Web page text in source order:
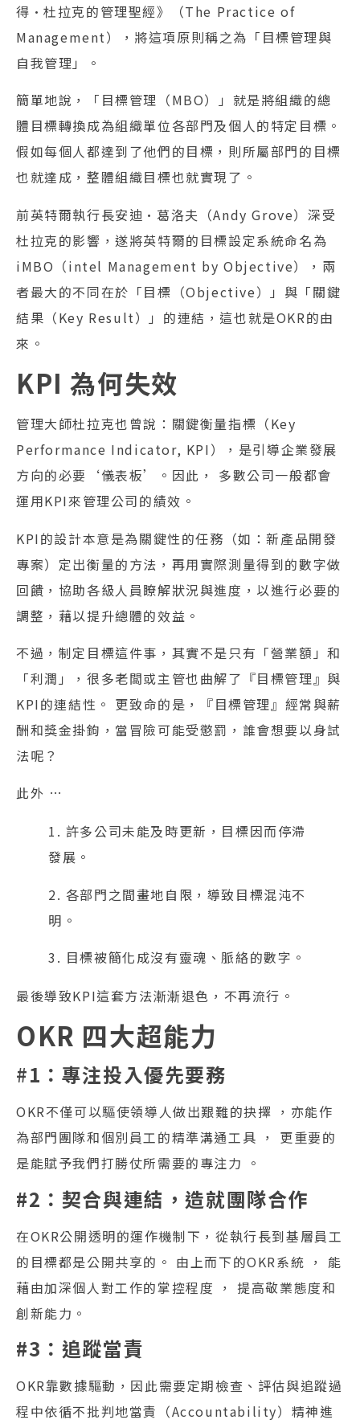
得•杜拉克的管理聖經》（The Practice of
Management），將這項原則稱之為「目標管理與
自我管理」。
簡單地說，「目標管理（MBO）」就是將組織的總
體目標轉換成為組織單位各部門及個人的特定目標。
假如每個人都達到了他們的目標，則所屬部門的目標
也就達成，整體組織目標也就實現了。
前英特爾執行長安迪•葛洛夫（Andy Grove）深受
杜拉克的影響，遂將英特爾的目標設定系統命名為
iMBO（intel Management by Objective），兩
者最大的不同在於「目標（Objective）」與「關鍵
結果（Key Result）」的連結，這也就是OKR的由
來。
KPI 為何失效
管理大師杜拉克也曾說：關鍵衡量指標（Key
Performance Indicator, KPI），是引導企業發展
方向的必要‘儀表板’。因此， 多數公司一般都會
運用KPI來管理公司的績效。
KPI的設計本意是為關鍵性的任務（如：新產品開發
專案）定出衡量的方法，再用實際測量得到的數字做
回饋，協助各級人員瞭解狀況與進度，以進行必要的
調整，藉以提升總體的效益。
不過，制定目標這件事，其實不是只有「營業額」和
「利潤」，很多老闆或主管也曲解了『目標管理』與
KPI的連結性。 更致命的是，『目標管理』經常與薪
酬和獎金掛鉤，當冒險可能受懲罰，誰會想要以身試
法呢？
此外 …
1. 許多公司未能及時更新，目標因而停滯
發展。
2. 各部門之間畫地自限，導致目標混沌不
明。
3. 目標被簡化成沒有靈魂、脈絡的數字。
最後導致KPI這套方法漸漸退色，不再流行。
OKR 四大超能力
#1：專注投入優先要務
OKR不僅可以驅使領導人做出艱難的抉擇 ，亦能作
為部門團隊和個別員工的精準溝通工具 ， 更重要的
是能賦予我們打勝仗所需要的專注力 。
#2：契合與連結，造就團隊合作
在OKR公開透明的運作機制下，從執行長到基層員工
的目標都是公開共享的。 由上而下的OKR系統 ， 能
藉由加深個人對工作的掌控程度 ， 提高敬業態度和
創新能力。
#3：追蹤當責
OKR靠數據驅動，因此需要定期檢查、評估與追蹤過
程中依循不批判地當責（Accountability）精神進